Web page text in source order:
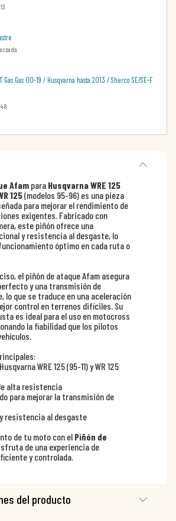
Gas 00-19 / Husqvarna hasta 2013 / Sherco SE/SE-F
Afam para Husqvarna WRE 125
125(modelos 95-96) es una pieza
para mejorar el rendimiento de
exigentes. Fabricado con
este piñón ofrece una
y resistencia al desgaste, lo
óptimo en cada ruta o
el piñón de ataque Afam asegura
y una transmisión de
lo que se traduce en una aceleración
control en terrenos difíciles. Su
es ideal para el uso en motocross
la fiabilidad que los pilotos
WRE 125 (95-11) y WR 125
alta resistencia
para mejorar la transmisión de
resistencia al desgaste
de tu moto con el Piñón de
de una experiencia de
y controlada.
del producto